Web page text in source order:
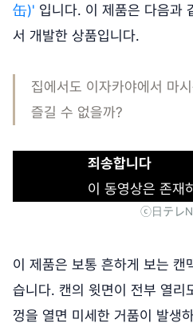
缶)' 입니다. 이 제품은 다음과
서 개발한 상품입니다.
집에서도 이자카야에서 마
즐길 수 없을까?
죄송합니다
이 동영상은 존재
ⓒ日テレ
이 제품은 보통 흔하게 보는 캔
습니다. 캔의 윗면이 전부 열리
껑을 열면 미세한 거품이 발생